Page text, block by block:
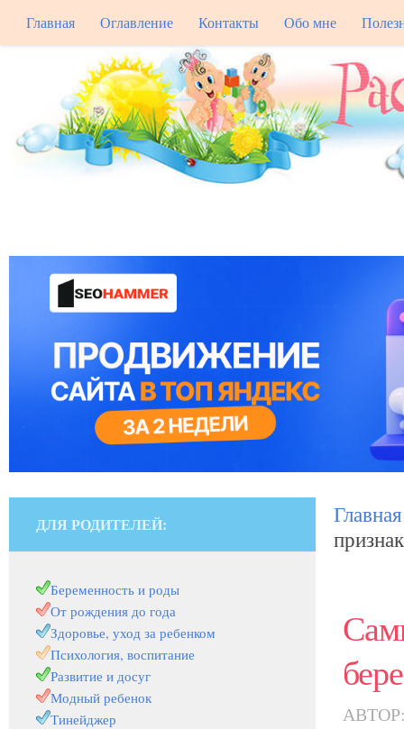
Главная Оглавление Контакты Обо мне
Главная
ДЛЯ РОДИТЕЛЕЙ:
Беременность и роды
От рождения до года
Здоровье, уход за ребенком
Психология, воспитание
Развитие и досуг
Модный ребенок
Тинейджер